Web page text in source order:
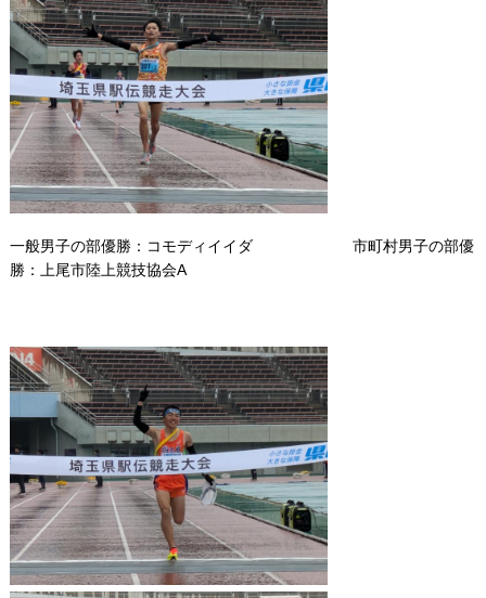
一般男子の部優勝：コモディイイダ 市町村男子の部優
勝：上尾市陸上競技協会A